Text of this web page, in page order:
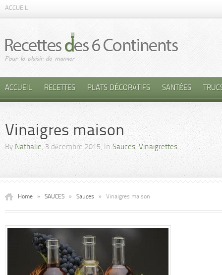
ACCUEIL
ACCUEIL RECETTES PLATS DÉCORATIFS SANTÉES
Vinaigres maison
By Nathalie, 3 décembre 2015, InSauces, Vinaigrettes
Home » SAUCES » Sauces » Vinaigres maison